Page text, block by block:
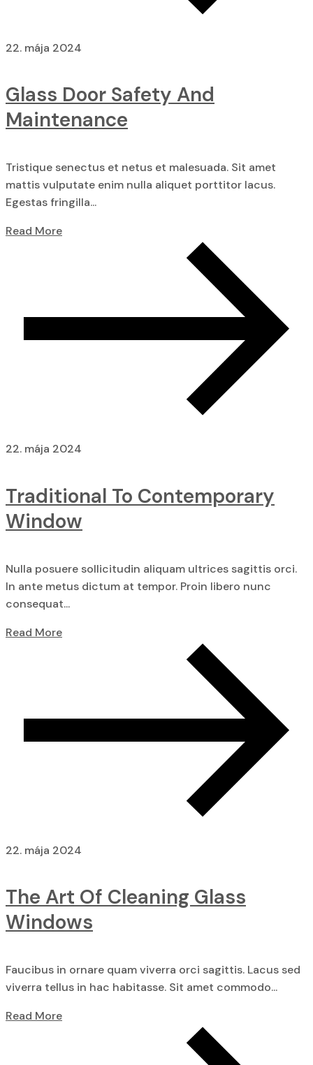
22. mája 2024
Glass Door Safety And
Maintenance
Tristique senectus et netus et malesuada. Sit amet
mattis vulputate enim nulla aliquet porttitor lacus.
Egestas fringilla...
Read More
22. mája 2024
Traditional To Contemporary
Window
Nulla posuere sollicitudin aliquam ultrices sagittis orci.
In ante metus dictum at tempor. Proin libero nunc
consequat...
Read More
22. mája 2024
The Art Of Cleaning Glass
Windows
Faucibus in ornare quam viverra orci sagittis. Lacus sed
viverra tellus in hac habitasse. Sit amet commodo...
Read More